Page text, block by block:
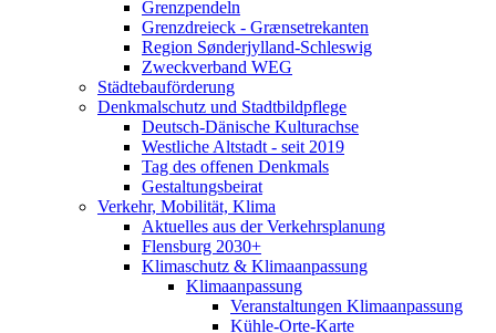
Grenzpendeln
Grenzdreieck - Grænsetrekanten
Region Sønderjylland-Schleswig
Zweckverband WEG
Städtebauförderung
Denkmalschutz und Stadtbildpflege
Deutsch-Dänische Kulturachse
Westliche Altstadt - seit 2019
Tag des offenen Denkmals
Gestaltungsbeirat
Verkehr, Mobilität, Klima
Aktuelles aus der Verkehrsplanung
Flensburg 2030+
Klimaschutz & Klimaanpassung
Klimaanpassung
Veranstaltungen Klimaanpassung
Kühle-Orte-Karte